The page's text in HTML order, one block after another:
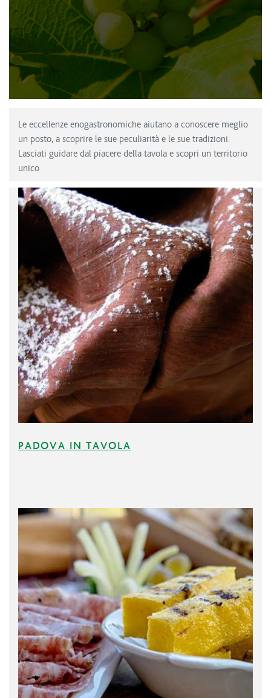
Le eccellenze enogastronomiche aiutano a conoscere meglio
un posto, a scoprire le sue peculiarità e le sue tradizioni.
Lasciati guidare dal piacere della tavola e scopri un territorio
unico
PADOVA IN TAVOLA